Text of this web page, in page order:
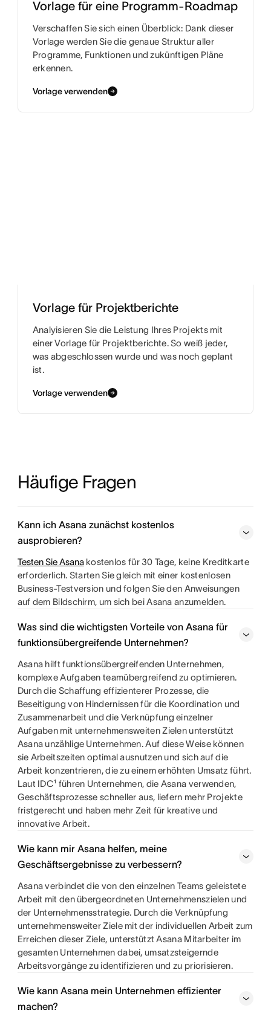
Vorlage für eine Programm-Roadmap
Verschaffen Sie sich einen Überblick: Dank dieser
Vorlage werden Sie die genaue Struktur aller
Programme, Funktionen und zukünftigen Pläne
erkennen.
Vorlage verwenden
Vorlage für Projektberichte
Analyisieren Sie die Leistung Ihres Projekts mit
einer Vorlage für Projektberichte. So weiß jeder,
was abgeschlossen wurde und was noch geplant
ist.
Vorlage verwenden
Häufige Fragen
Kann ich Asana zunächst kostenlos
ausprobieren?
Testen Sie Asanakostenlos für 30 Tage, keine Kreditkarte
erforderlich. Starten Sie gleich mit einer kostenlosen
Business-Testversion und folgen Sie den Anweisungen
auf dem Bildschirm, um sich bei Asana anzumelden.
Was sind die wichtigsten Vorteile von Asana für
funktionsübergreifende Unternehmen?
Asana hilft funktionsübergreifenden Unternehmen,
komplexe Aufgaben teamübergreifend zu optimieren.
Durch die Schaffung effizienterer Prozesse, die
Beseitigung von Hindernissen für die Koordination und
Zusammenarbeit und die Verknüpfung einzelner
Aufgaben mit unternehmensweiten Zielen unterstützt
Asana unzählige Unternehmen. Auf diese Weise können
sie Arbeitszeiten optimal ausnutzen und sich auf die
Arbeit konzentrieren, die zu einem erhöhten Umsatz führt.
Laut IDC¹ führen Unternehmen, die Asana verwenden,
Geschäftsprozesse schneller aus, liefern mehr Projekte
fristgerecht und haben mehr Zeit für kreative und
innovative Arbeit.
Wie kann mir Asana helfen, meine
Geschäftsergebnisse zu verbessern?
Asana verbindet die von den einzelnen Teams geleistete
Arbeit mit den übergeordneten Unternehmenszielen und
der Unternehmensstrategie. Durch die Verknüpfung
unternehmensweiter Ziele mit der individuellen Arbeit zum
Erreichen dieser Ziele, unterstützt Asana Mitarbeiter im
gesamten Unternehmen dabei, umsatzsteigernde
Arbeitsvorgänge zu identifizieren und zu priorisieren.
Wie kann Asana mein Unternehmen effizienter
machen?